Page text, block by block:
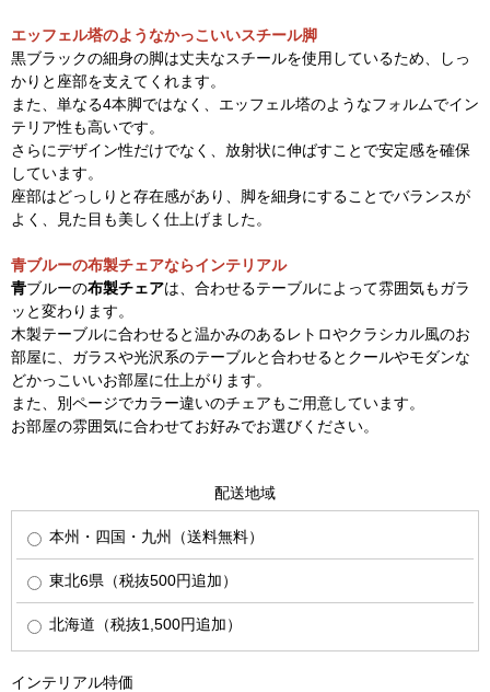
エッフェル塔のようなかっこいいスチール脚
黒ブラックの細身の脚は丈夫なスチールを使用しているため、しっ
かりと座部を支えてくれます。
また、単なる4本脚ではなく、エッフェル塔のようなフォルムでイン
テリア性も高いです。
さらにデザイン性だけでなく、放射状に伸ばすことで安定感を確保
しています。
座部はどっしりと存在感があり、脚を細身にすることでバランスが
よく、見た目も美しく仕上げました。
青ブルーの布製チェアならインテリアル
青ブルーの布製チェアは、合わせるテーブルによって雰囲気もガラ
ッと変わります。
木製テーブルに合わせると温かみのあるレトロやクラシカル風のお
部屋に、ガラスや光沢系のテーブルと合わせるとクールやモダンな
どかっこいいお部屋に仕上がります。
また、別ページでカラー違いのチェアもご用意しています。
お部屋の雰囲気に合わせてお好みでお選びください。
配送地域
本州・四国・九州（送料無料）
東北6県（税抜500円追加）
北海道（税抜1,500円追加）
インテリアル特価